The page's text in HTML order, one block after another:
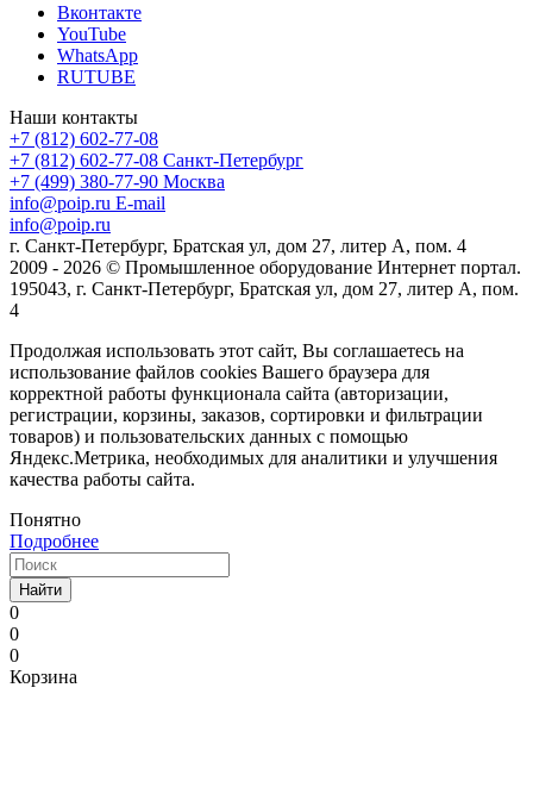
Вконтакте
YouTube
WhatsApp
RUTUBE
Наши контакты
+7 (812) 602-77-08
+7 (812) 602-77-08 Санкт-Петербург
+7 (499) 380-77-90 Москва
info@poip.ru E-mail
info@poip.ru
г. Санкт-Петербург, Братская ул, дом 27, литер А, пом. 4
2009 - 2026 © Промышленное оборудование Интернет портал.
195043, г. Санкт-Петербург, Братская ул, дом 27, литер А, пом.
4
Продолжая использовать этот сайт, Вы соглашаетесь на
использование файлов cookies Вашего браузера для
корректной работы функционала сайта (авторизации,
регистрации, корзины, заказов, сортировки и фильтрации
товаров) и пользовательских данных с помощью
Яндекс.Метрика, необходимых для аналитики и улучшения
качества работы сайта.
Понятно
Подробнее
Найти
0
0
0
Корзина